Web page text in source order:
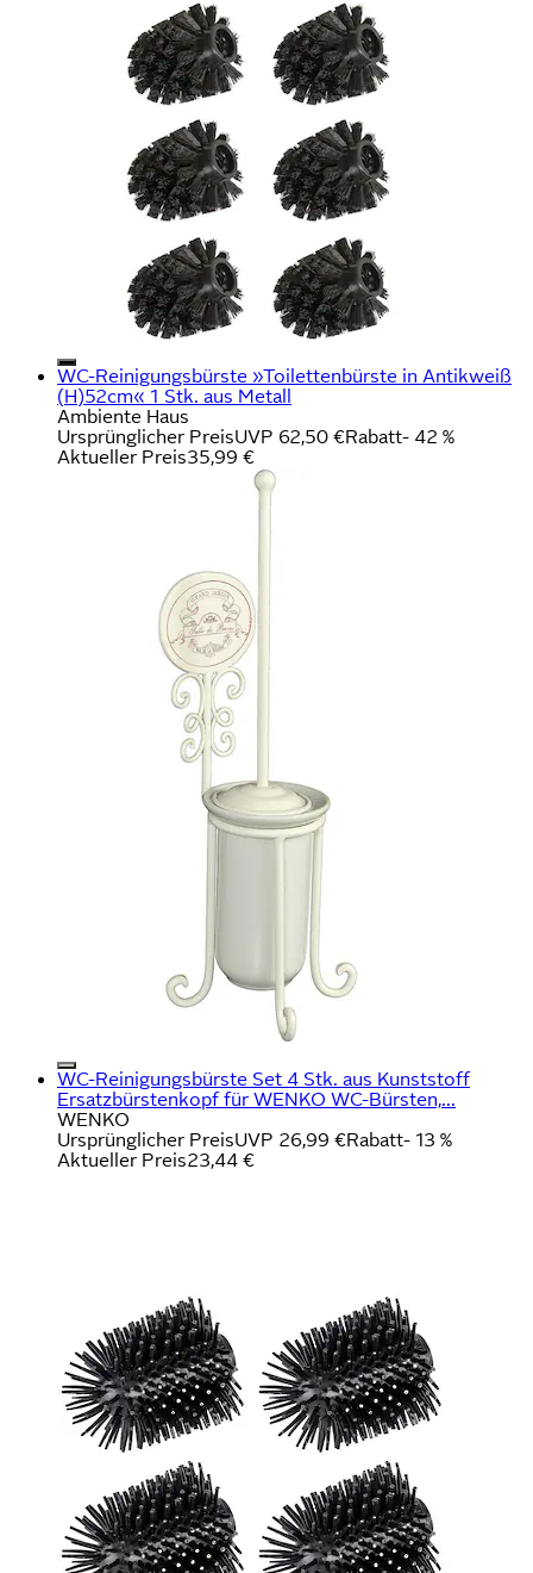
WC-Reinigungsbürste »Toilettenbürste in Antikweiß
(H)52cm« 1 Stk. aus Metall
Ambiente Haus
Ursprünglicher PreisUVP 62,50 €Rabatt- 42 %
Aktueller Preis35,99 €
WC-Reinigungsbürste Set 4 Stk. aus Kunststoff
Ersatzbürstenkopf für WENKO WC-Bürsten,...
WENKO
Ursprünglicher PreisUVP 26,99 €Rabatt- 13 %
Aktueller Preis23,44 €